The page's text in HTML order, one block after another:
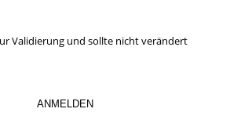
Validierung und sollte nicht verändert